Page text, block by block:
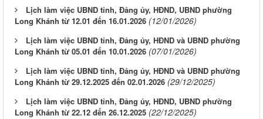
Lịch làm việc UBND tỉnh, Đảng ủy, HĐND, UBND phường
Long Khánh từ 12.01 đến 16.01.2026 (12/01/2026)
Lịch làm việc UBND tỉnh, Đảng ủy, HĐND và UBND phường
Long Khánh từ 05.01 đến 10.01.2026 (07/01/2026)
Lịch làm việc UBND tỉnh, Đảng ủy, HĐND và UBND phường
Long Khánh từ 29.12.2025 đến 02.01.2026 (29/12/2025)
Lịch làm việc UBND tỉnh, Đảng ủy, HĐND, UBND phường
Long Khánh từ 22.12 đến 26.12.2025 (22/12/2025)